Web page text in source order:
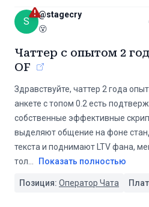
S
@stagecry
😵‍
Чаттер с опытом 2
OF
Здравствуйте, чаттер 2 года
анкете с топом 0.2 есть
собственные эффективные
выделяют общение на фоне
текста и поднимают LTV фана,
тол
Показать полностью
Позиция: Оператор Чата